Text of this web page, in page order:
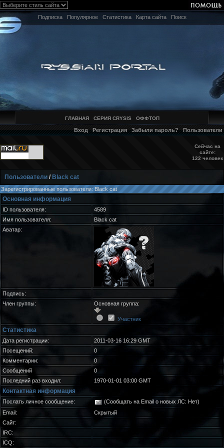
Подписка Популярное Статистика Карта сайта Поиск
ГЛАВНАЯ СЕРИЯ CRYSIS ОФФТОП
Вход Регистрация Забыли пароль? Пользователи
Сейчас на
сайте:
122 человек
Пользователи / Black cat
Зарегистрированные пользователи: Black cat
Основная информация
ID пользователя:
4589
Имя пользователя:
Black cat
Аватар:
Подпись:
Член группы:
Основная группа:
Участник
Статистика
Дата регистрации:
2011-03-16 16:29 GMT
Посещений:
0
Комментарии:
0
Сообщений
0
Последний раз входил:
1970-01-01 03:00 GMT
Контактная информация
Послать личное сообщение:
(Сообщать на Email о новых ЛС: Нет)
Email:
Скрытый
Сайт:
IRC:
ICQ: